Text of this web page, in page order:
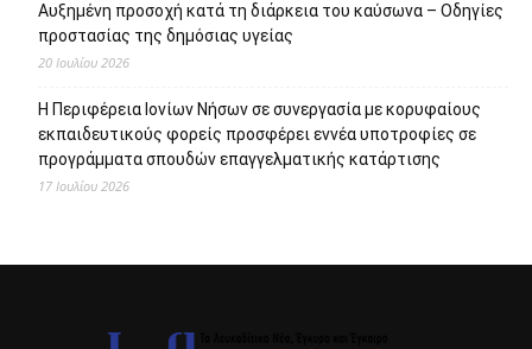
Αυξημένη προσοχή κατά τη διάρκεια του καύσωνα – Οδηγίες
προστασίας της δημόσιας υγείας
20 Ιουλίου 2026
Η Περιφέρεια Ιονίων Νήσων σε συνεργασία με κορυφαίους
εκπαιδευτικούς φορείς προσφέρει εννέα υποτροφίες σε
προγράμματα σπουδών επαγγελματικής κατάρτισης
17 Ιουλίου 2026